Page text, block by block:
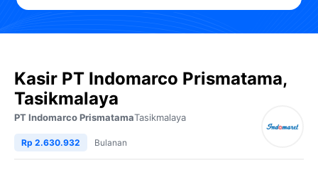
Kasir PT Indomarco Prismatama,
Tasikmalaya
PT Indomarco PrismatamaTasikmalaya
Rp 2.630.932 Bulanan